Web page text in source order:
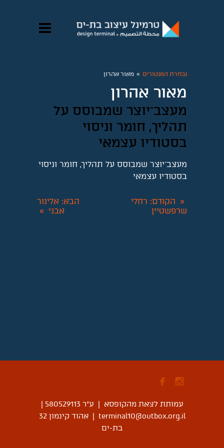
נבחרת המנטורים » מאור אהרון
מאור אהרון
מעצב־יוצר שמבוסס על
תהליך, חומר וניסוי
בסטודיו עצמאי
מעצב־יוצר שמבוסס על תהליך, חומר וניסוי
בסטודיו עצמאי
« הקודם: רחלי
שרפשטיין
הבא: אלינור
אבני »
 
עמותת לצאת מהקופסא | ע"ר 580529113
|
terminal10@outbox.org.il
|
אהוד קינמון 32
בת-ים